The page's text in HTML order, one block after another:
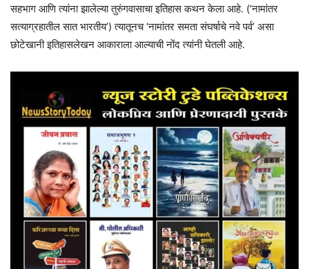
सहभाग आणि त्यांना झालेल्या तुरुंगवासाचा इतिहास कथन केला आहे. (‘नामांतर
सत्याग्रहातील सात भारतीय’) त्यातूनच ‘नामांतर समता संघर्षाचे नवे पर्व’ असा
छोटेखानी इतिहासलेखन आकाराला आल्याची नोंद त्यांनी घेतली आहे.